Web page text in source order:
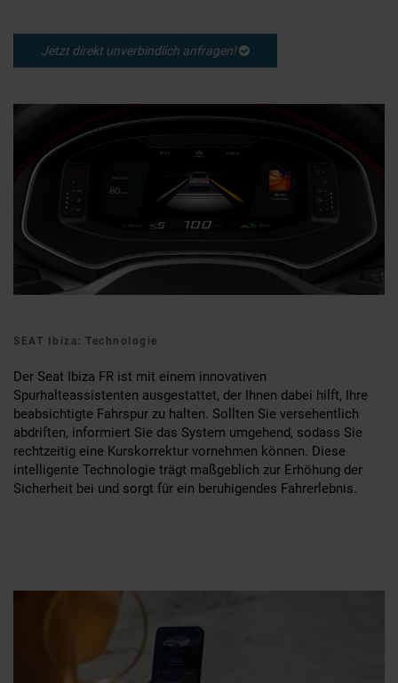
Jetzt direkt unverbindlich anfragen!
SEAT Ibiza: Technologie
Der Seat Ibiza FR ist mit einem innovativen
Spurhalteassistenten ausgestattet, der Ihnen dabei hilft, Ihre
beabsichtigte Fahrspur zu halten. Sollten Sie versehentlich
abdriften, informiert Sie das System umgehend, sodass Sie
rechtzeitig eine Kurskorrektur vornehmen können. Diese
intelligente Technologie trägt maßgeblich zur Erhöhung der
Sicherheit bei und sorgt für ein beruhigendes Fahrerlebnis.